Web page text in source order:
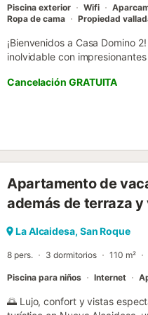
Piscina exterior Wifi
Ropa de cama
Propiedad
¡Bienvenidos a Casa Domino
inolvidable con
Fi gratuita para mantenerte
relajarte bajo el sol
mar mientras te relajas en un
mediterráneo. La propiedad
el interior, facilitando el
responsables de la seguridad
Las fiestas están
bienvenida pronto a Casa
Cancelación GRATUITA
Apartamento de
además de terraza y
La Alcaidesa, San Roque
8 pers. 3 dormitorios 110 m²
Piscina para niños Internet
🌅 Lujo, confort y vistas